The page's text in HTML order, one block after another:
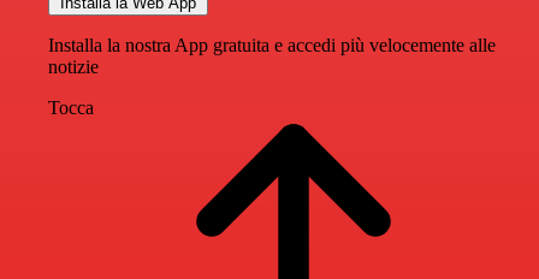
Installa la nostra App gratuita e accedi più velocemente alle
notizie
Tocca